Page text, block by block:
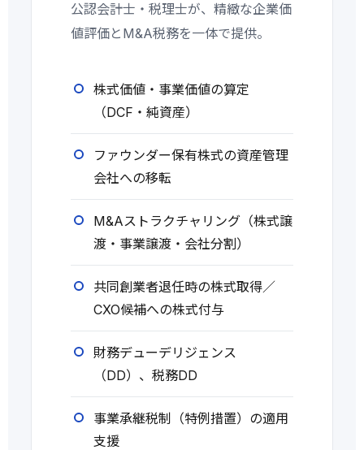
公認会計士・税理士が、精緻な企業価
値評価とM&A税務を一体で提供。
株式価値・事業価値の算定
（DCF・純資産）
ファウンダー保有株式の資産管理
会社への移転
M&Aストラクチャリング（株式譲
渡・事業譲渡・会社分割）
共同創業者退任時の株式取得／
CXO候補への株式付与
財務デューデリジェンス
（DD）、税務DD
事業承継税制（特例措置）の適用
支援